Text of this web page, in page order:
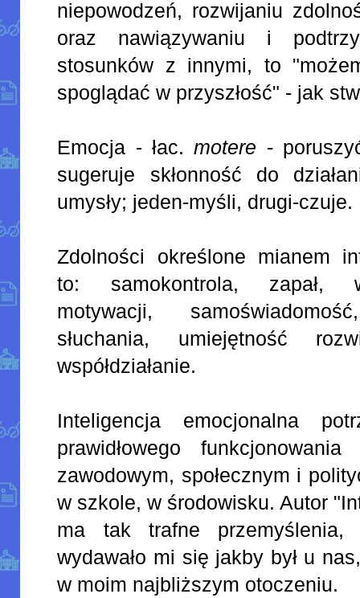
niepowodzeń, rozwijaniu
oraz nawiązywaniu i
stosunków z innymi, to
spoglądać w przyszłość" - jak
Emocja - łac.motere -
sugeruje skłonność do
umysły; jeden-myśli, drugi-czuje.
Zdolności określone mianem
to: samokontrola, zapał,
motywacji,
słuchania, umiejętność
współdziałanie.
Inteligencja emocjonalna
prawidłowego
zawodowym, społecznym i
w szkole, w środowisku. Autor
ma tak trafne przemyślenia,
wydawało mi się jakby był u
w moim najbliższym otoczeniu.